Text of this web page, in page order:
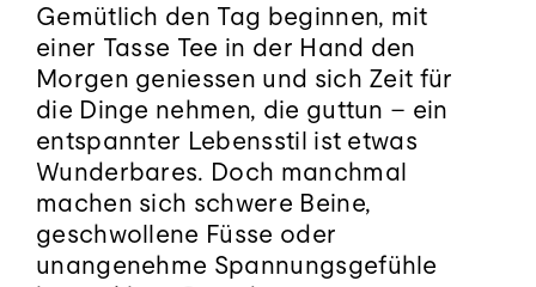
Medizinische Massage
Praxis
Blog
Gemütlich den Tag beginnen, mit
einer Tasse Tee in der Hand den
Morgen geniessen und sich Zeit für
die Dinge nehmen, die guttun – ein
entspannter Lebensstil ist etwas
Wunderbares. Doch manchmal
machen sich schwere Beine,
geschwollene Füsse oder
unangenehme Spannungsgefühle